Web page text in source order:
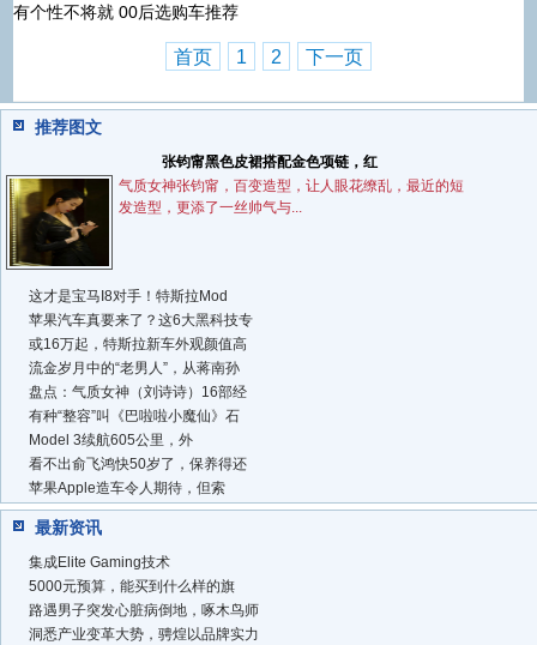
有个性不将就 00后选购车推荐
首页 1 2 下一页
推荐图文
张钧甯黑色皮裙搭配金色项链，红
气质女神张钧甯，百变造型，让人眼花缭乱，最近的短
发造型，更添了一丝帅气与...
这才是宝马I8对手！特斯拉Mod
苹果汽车真要来了？这6大黑科技专
或16万起，特斯拉新车外观颜值高
流金岁月中的“老男人”，从蒋南孙
盘点：气质女神（刘诗诗）16部经
有种“整容”叫《巴啦啦小魔仙》石
Model 3续航605公里，外
看不出俞飞鸿快50岁了，保养得还
苹果Apple造车令人期待，但索
最新资讯
集成Elite Gaming技术
5000元预算，能买到什么样的旗
路遇男子突发心脏病倒地，啄木鸟师
洞悉产业变革大势，骋煌以品牌实力